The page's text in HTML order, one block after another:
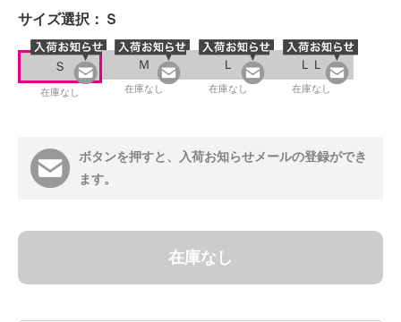
サイズ選択： Ｓ
Ｓ
在庫なし
Ｍ
在庫なし
Ｌ
在庫なし
ＬＬ
在庫なし
ボタンを押すと、入荷お知らせメールの登録ができ
ます。
在庫なし